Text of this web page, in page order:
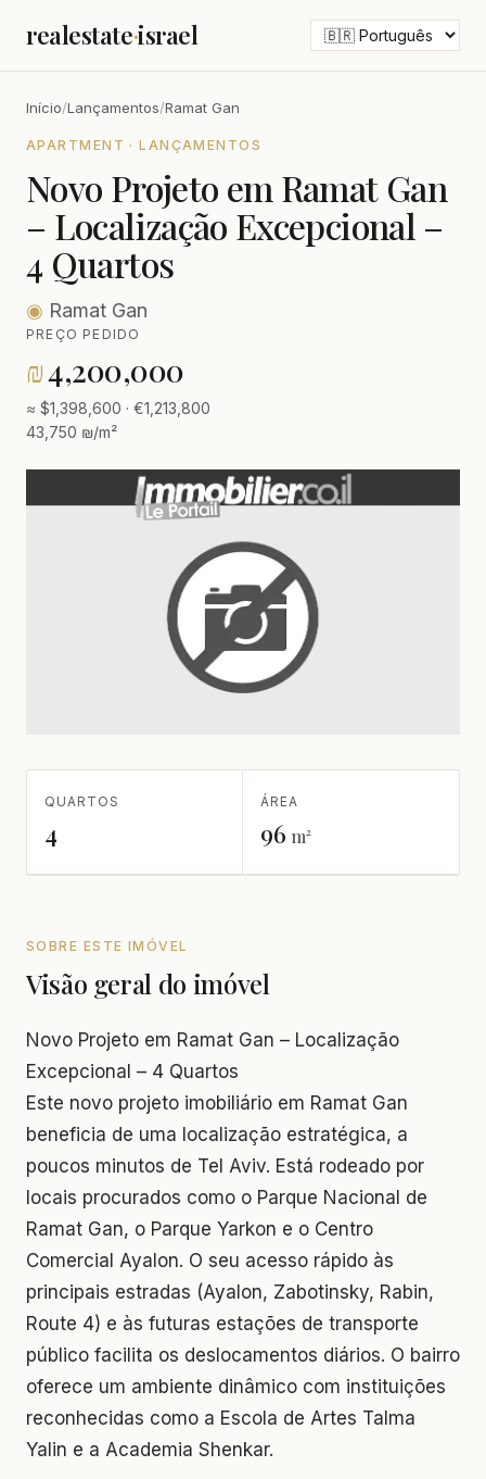
realestate·israel
Início/Lançamentos/Ramat Gan
APARTMENT · LANÇAMENTOS
Novo Projeto em Ramat Gan
– Localização Excepcional –
4 Quartos
◉ Ramat Gan
PREÇO PEDIDO
₪4,200,000
≈ $1,398,600 · €1,213,800
43,750 ₪/m²
QUARTOS
4
ÁREA
96 m²
SOBRE ESTE IMÓVEL
Visão geral do imóvel
Novo Projeto em Ramat Gan – Localização
Excepcional – 4 Quartos
Este novo projeto imobiliário em Ramat Gan
beneficia de uma localização estratégica, a
poucos minutos de Tel Aviv. Está rodeado por
locais procurados como o Parque Nacional de
Ramat Gan, o Parque Yarkon e o Centro
Comercial Ayalon. O seu acesso rápido às
principais estradas (Ayalon, Zabotinsky, Rabin,
Route 4) e às futuras estações de transporte
público facilita os deslocamentos diários. O bairro
oferece um ambiente dinâmico com instituições
reconhecidas como a Escola de Artes Talma
Yalin e a Academia Shenkar.